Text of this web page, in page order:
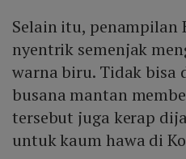
Selain itu, penampilan
nyentrik semenjak
warna biru. Tidak bisa
busana mantan
tersebut juga kerap
untuk kaum hawa di